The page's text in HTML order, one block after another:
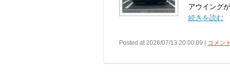
アウイング
続きを読む
Posted at 2026/07/13 20:00:09 | コメン